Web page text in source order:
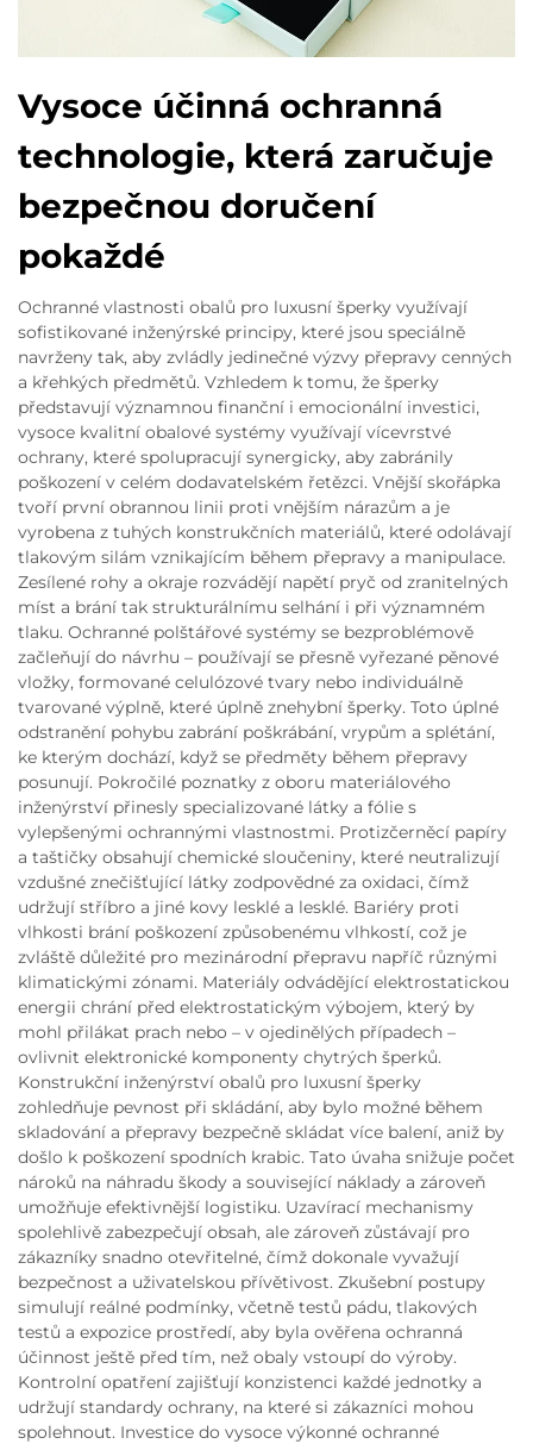
Vysoce účinná ochranná
technologie, která zaručuje
bezpečnou doručení
pokaždé
Ochranné vlastnosti obalů pro luxusní šperky využívají
sofistikované inženýrské principy, které jsou speciálně
navrženy tak, aby zvládly jedinečné výzvy přepravy cenných
a křehkých předmětů. Vzhledem k tomu, že šperky
představují významnou finanční i emocionální investici,
vysoce kvalitní obalové systémy využívají vícevrstvé
ochrany, které spolupracují synergicky, aby zabránily
poškození v celém dodavatelském řetězci. Vnější skořápka
tvoří první obrannou linii proti vnějším nárazům a je
vyrobena z tuhých konstrukčních materiálů, které odolávají
tlakovým silám vznikajícím během přepravy a manipulace.
Zesílené rohy a okraje rozvádějí napětí pryč od zranitelných
míst a brání tak strukturálnímu selhání i při významném
tlaku. Ochranné polštářové systémy se bezproblémově
začleňují do návrhu – používají se přesně vyřezané pěnové
vložky, formované celulózové tvary nebo individuálně
tvarované výplně, které úplně znehybní šperky. Toto úplné
odstranění pohybu zabrání poškrábání, vrypům a splétání,
ke kterým dochází, když se předměty během přepravy
posunují. Pokročilé poznatky z oboru materiálového
inženýrství přinesly specializované látky a fólie s
vylepšenými ochrannými vlastnostmi. Protizčerněcí papíry
a taštičky obsahují chemické sloučeniny, které neutralizují
vzdušné znečišťující látky zodpovědné za oxidaci, čímž
udržují stříbro a jiné kovy lesklé a lesklé. Bariéry proti
vlhkosti brání poškození způsobenému vlhkostí, což je
zvláště důležité pro mezinárodní přepravu napříč různými
klimatickými zónami. Materiály odvádějící elektrostatickou
energii chrání před elektrostatickým výbojem, který by
mohl přilákat prach nebo – v ojedinělých případech –
ovlivnit elektronické komponenty chytrých šperků.
Konstrukční inženýrství obalů pro luxusní šperky
zohledňuje pevnost při skládání, aby bylo možné během
skladování a přepravy bezpečně skládat více balení, aniž by
došlo k poškození spodních krabic. Tato úvaha snižuje počet
nároků na náhradu škody a související náklady a zároveň
umožňuje efektivnější logistiku. Uzavírací mechanismy
spolehlivě zabezpečují obsah, ale zároveň zůstávají pro
zákazníky snadno otevřitelné, čímž dokonale vyvažují
bezpečnost a uživatelskou přívětivost. Zkušební postupy
simulují reálné podmínky, včetně testů pádu, tlakových
testů a expozice prostředí, aby byla ověřena ochranná
účinnost ještě před tím, než obaly vstoupí do výroby.
Kontrolní opatření zajišťují konzistenci každé jednotky a
udržují standardy ochrany, na které si zákazníci mohou
spolehnout. Investice do vysoce výkonné ochranné